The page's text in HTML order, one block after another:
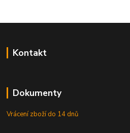
Kontakt
Dokumenty
Vrácení zboží do 14 dnů